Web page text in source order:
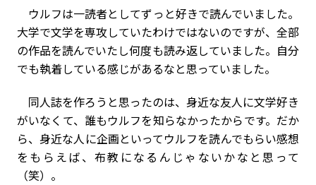
ウルフは一読者としてずっと好きで読んでいました。
大学で文学を専攻していたわけではないのですが、全部
の作品を読んでいたし何度も読み返していました。自分
でも執着している感じがあるなと思っていました。
同人誌を作ろうと思ったのは、身近な友人に文学好き
がいなくて、誰もウルフを知らなかったからです。だか
ら、身近な人に企画といってウルフを読んでもらい感想
をもらえば、布教になるんじゃないかなと思って
（笑）。